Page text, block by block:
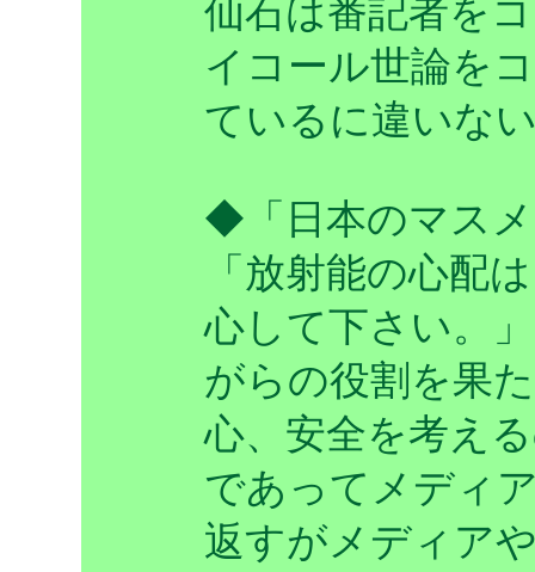
仙石は番記者を
イコール世論を
ているに違いな
◆「日本のマス
「放射能の心配
心して下さい。
がらの役割を果
心、安全を考え
であってメディ
返すがメディア